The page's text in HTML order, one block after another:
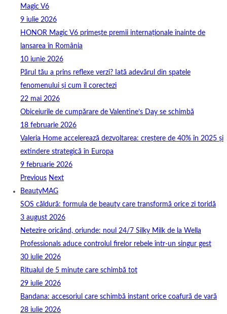
Magic V6
9 iulie 2026
HONOR Magic V6 primește premii internaționale înainte de
lansarea în România
10 iunie 2026
Părul tău a prins reflexe verzi? Iată adevărul din spatele
fenomenului și cum îl corectezi
22 mai 2026
Obiceiurile de cumpărare de Valentine’s Day se schimbă
18 februarie 2026
Valeria Home accelerează dezvoltarea: creștere de 40% în 2025 și
extindere strategică în Europa
9 februarie 2026
Previous Next
BeautyMAG
SOS căldură: formula de beauty care transformă orice zi toridă
3 august 2026
Netezire oricând, oriunde: noul 24/7 Silky Milk de la Wella
Professionals aduce controlul firelor rebele într-un singur gest
30 iulie 2026
Ritualul de 5 minute care schimbă tot
29 iulie 2026
Bandana: accesoriul care schimbă instant orice coafură de vară
28 iulie 2026